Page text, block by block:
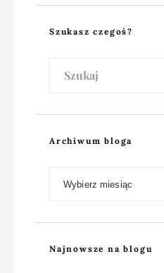
Szukasz czegoś?
Archiwum bloga
Najnowsze na blogu